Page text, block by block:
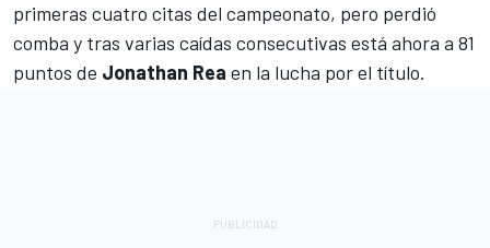
primeras cuatro citas del campeonato, pero perdió
comba y tras varias caídas consecutivas está ahora a 81
puntos de Jonathan Rea en la lucha por el título.